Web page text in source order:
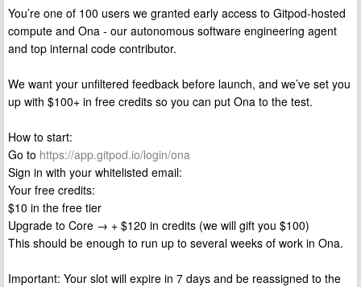
You’re one of 100 users we granted early access to Gitpod-hosted
compute and Ona - our autonomous software engineering agent
and top internal code contributor.
We want your unfiltered feedback before launch, and we’ve set you
up with $100+ in free credits so you can put Ona to the test.
How to start:
Go to https://app.gitpod.io/login/ona
Sign in with your whitelisted email:
Your free credits:
$10 in the free tier
Upgrade to Core → + $120 in credits (we will gift you $100)
This should be enough to run up to several weeks of work in Ona.
Important: Your slot will expire in 7 days and be reassigned to the